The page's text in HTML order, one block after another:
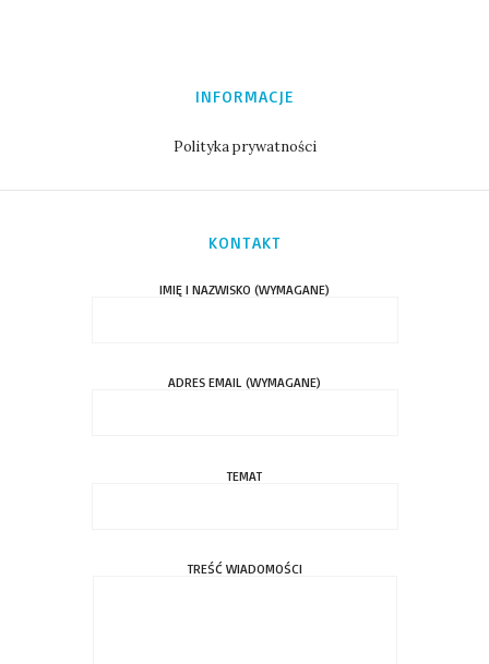
INFORMACJE
Polityka prywatności
KONTAKT
IMIĘ I NAZWISKO (WYMAGANE)
ADRES EMAIL (WYMAGANE)
TEMAT
TREŚĆ WIADOMOŚCI